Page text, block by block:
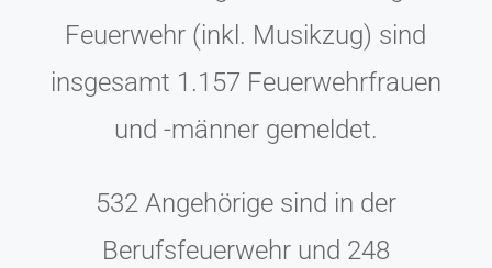
Feuerwehr (inkl. Musikzug) sind
insgesamt 1.157 Feuerwehrfrauen
und -männer gemeldet.
532 Angehörige sind in der
Berufsfeuerwehr und 248